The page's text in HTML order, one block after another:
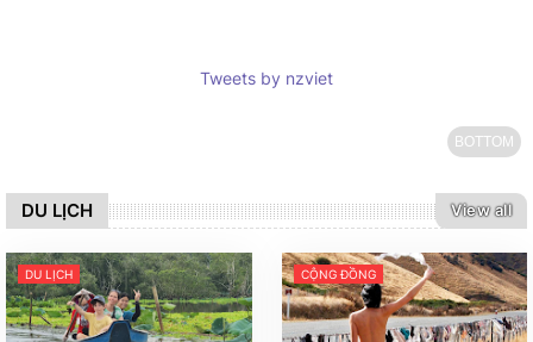
Tweets by nzviet
BOTTOM
DU LỊCH View all
DU LỊCH CỘNG ĐỒNG